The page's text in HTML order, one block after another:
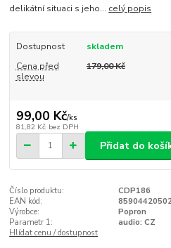
delikátní situaci s jeho... celý popis
Dostupnost
skladem
Cena před
slevou
179,00 Kč
99,00 Kč/ks
81,82 Kč bez DPH
Přidat do
Číslo produktu:
CDP186
EAN kód:
Výrobce:
Popron
Parametr 1:
audio: CZ
Hlídat cenu / dostupnost